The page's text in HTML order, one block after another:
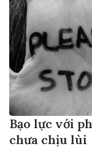
Bạo lực với
chưa chịu lùi